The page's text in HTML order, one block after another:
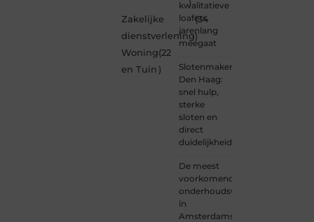
)
Zakelijke
dienstverlening
(34
)
Woning
en Tuin
(22
)
kwalitatieve
loafers
jarenlang
meegaat
Slotenmaker
Den Haag:
snel hulp,
sterke
sloten en
direct
duidelijkheid
De meest
voorkomende
onderhoudswerkzaamheden
in
Amsterdamse